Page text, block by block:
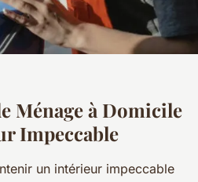
Ménage à Domicile
Impeccable
un intérieur impeccable